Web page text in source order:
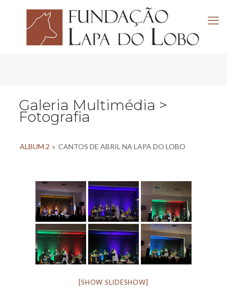
Galeria Multimédia >
Fotografia
ALBUM 2 » CANTOS DE ABRIL NA LAPA DO LOBO
[SHOW SLIDESHOW]